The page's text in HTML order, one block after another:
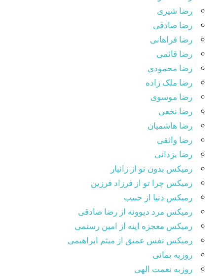
رضا شیری
رضا صادقی
رضا فراهانی
رضا قائمی
رضا محمودی
رضا ملک زاده
رضا موسوی
رضا نخعی
رضا هاشمیان
رضا واثقی
رضا یزدانی
رمیکس بدون تو از زانیار
رمیکس چرا تو از فرزاد فرزین
رمیکس دنیا از حبیب
رمیکس مرد دیوونه از رضا صادقی
رمیکس معجزه اینه از امین رستمی
رمیکس نفس عمیق از میثم ابراهیمی
روزبه بمانی
روزبه نعمت الهی